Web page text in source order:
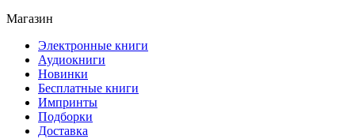
Магазин
Электронные книги
Аудиокниги
Новинки
Бесплатные книги
Импринты
Подборки
Доставка